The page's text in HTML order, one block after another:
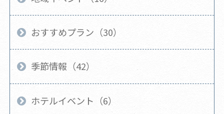
おすすめプラン（30）
季節情報（42）
ホテルイベント（6）